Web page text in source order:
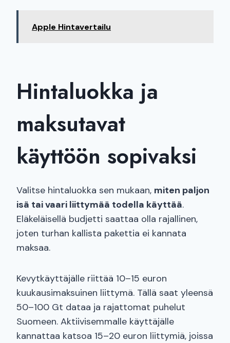
Apple Hintavertailu
Hintaluokka ja
maksutavat
käyttöön sopivaksi
Valitse hintaluokka sen mukaan, miten paljon
isä tai vaari liittymää todella käyttää.
Eläkeläisellä budjetti saattaa olla rajallinen,
joten turhan kallista pakettia ei kannata
maksaa.
Kevytkäyttäjälle riittää 10–15 euron
kuukausimaksuinen liittymä. Tällä saat yleensä
50–100 Gt dataa ja rajattomat puhelut
Suomeen. Aktiivisemmalle käyttäjälle
kannattaa katsoa 15–20 euron liittymiä, joissa